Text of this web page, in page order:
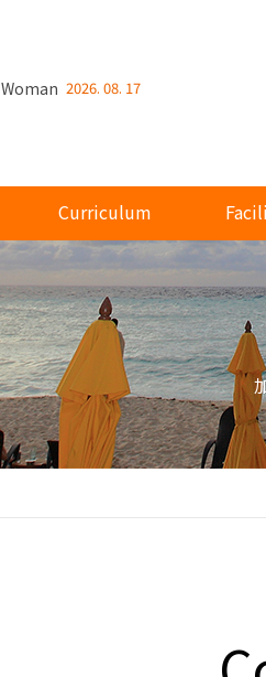
Woman 2026. 08. 17
Curriculum